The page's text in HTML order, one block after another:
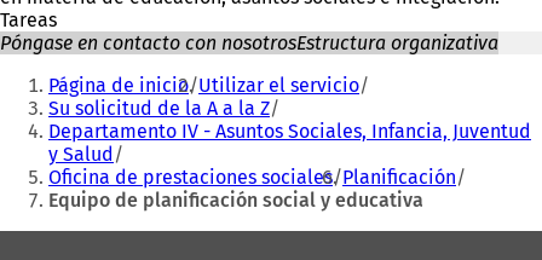
Tareas
Póngase en contacto con nosotrosEstructura organizativa
Estás
aquí:
Página de inicio Utilizar el servicio
Su solicitud de la A a la Z
Departamento IV - Asuntos Sociales, Infancia, Juventud
y Salud
Oficina de prestaciones sociales Planificación
Equipo de planificación social y educativa